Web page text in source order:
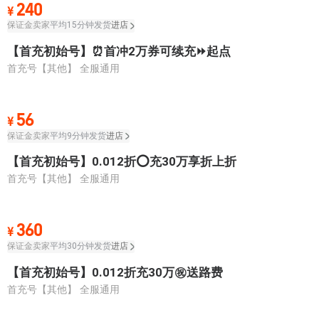
¥ 240
保证金卖家平均15分钟发货进店
【首充初始号】⏰首冲2万券可续充⏩起点
首充号【其他】 全服通用
¥ 56
保证金卖家平均9分钟发货进店
【首充初始号】0.012折⭕充30万享折上折
首充号【其他】 全服通用
¥ 360
保证金卖家平均30分钟发货进店
【首充初始号】0.012折充30万㊗️送路费
首充号【其他】 全服通用